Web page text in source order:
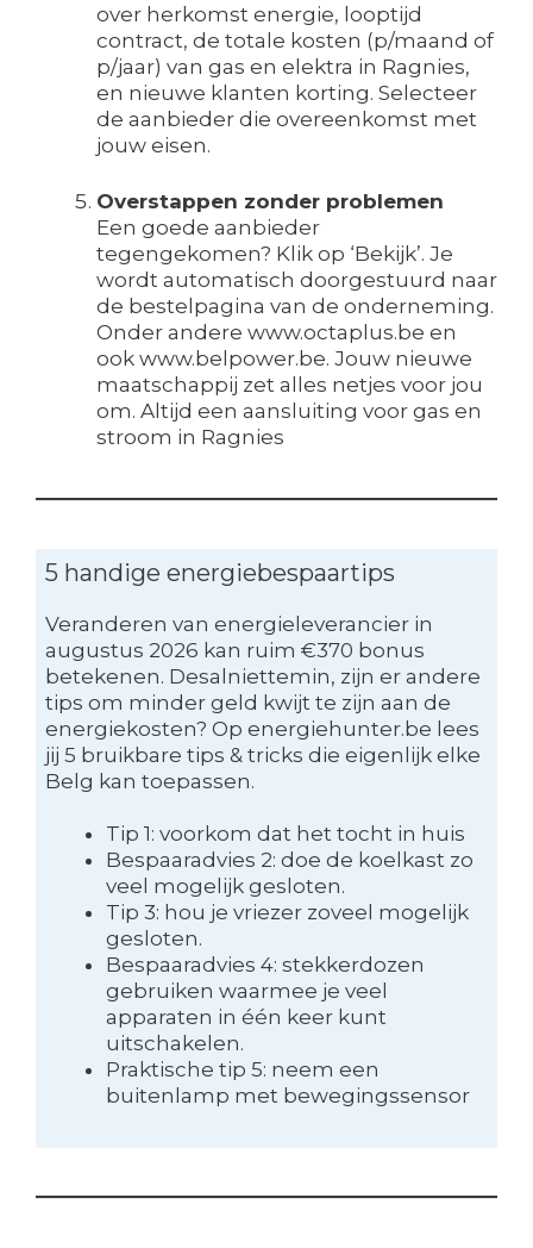
over herkomst energie, looptijd
contract, de totale kosten (p/maand of
p/jaar) van gas en elektra in Ragnies,
en nieuwe klanten korting. Selecteer
de aanbieder die overeenkomst met
jouw eisen.
Overstappen zonder problemen
Een goede aanbieder
tegengekomen? Klik op ‘Bekijk’. Je
wordt automatisch doorgestuurd naar
de bestelpagina van de onderneming.
Onder andere www.octaplus.be en
ook www.belpower.be. Jouw nieuwe
maatschappij zet alles netjes voor jou
om. Altijd een aansluiting voor gas en
stroom in Ragnies
5 handige energiebespaartips
Veranderen van energieleverancier in
augustus 2026 kan ruim €370 bonus
betekenen. Desalniettemin, zijn er andere
tips om minder geld kwijt te zijn aan de
energiekosten? Op energiehunter.be lees
jij 5 bruikbare tips & tricks die eigenlijk elke
Belg kan toepassen.
Tip 1: voorkom dat het tocht in huis
Bespaaradvies 2: doe de koelkast zo
veel mogelijk gesloten.
Tip 3: hou je vriezer zoveel mogelijk
gesloten.
Bespaaradvies 4: stekkerdozen
gebruiken waarmee je veel
apparaten in één keer kunt
uitschakelen.
Praktische tip 5: neem een
buitenlamp met bewegingssensor